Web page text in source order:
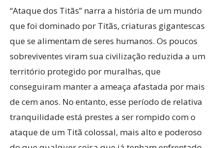
“Ataque dos Titãs” narra a história de um mundo
que foi dominado por Titãs, criaturas gigantescas
que se alimentam de seres humanos. Os poucos
sobreviventes viram sua civilização reduzida a um
território protegido por muralhas, que
conseguiram manter a ameaça afastada por mais
de cem anos. No entanto, esse período de relativa
tranquilidade está prestes a ser rompido com o
ataque de um Titã colossal, mais alto e poderoso